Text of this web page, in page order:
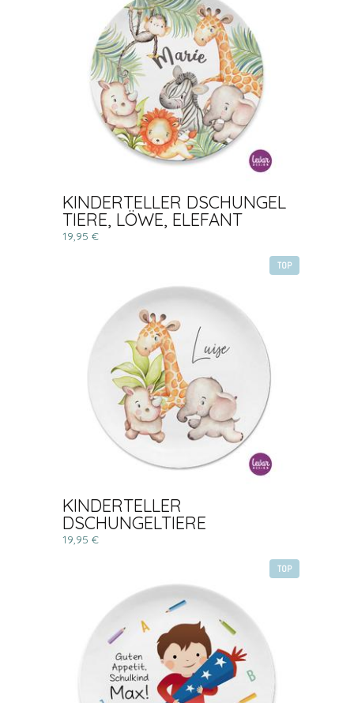
KINDERTELLER DSCHUNGEL
TIERE, LÖWE, ELEFANT
19,95 €
TOP
KINDERTELLER
DSCHUNGELTIERE
19,95 €
TOP